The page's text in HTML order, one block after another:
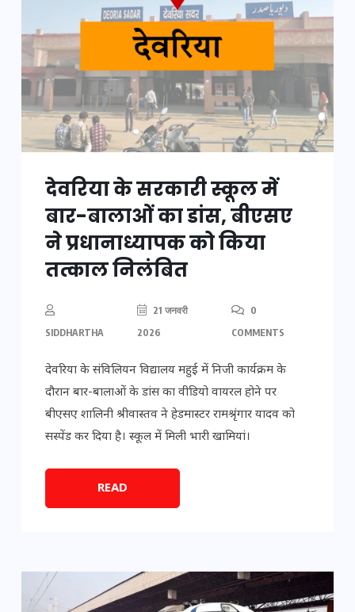
देवरिया के सरकारी स्कूल में
बार-बालाओं का डांस, बीएसए
ने प्रधानाध्यापक को किया
तत्काल निलंबित
SIDDHARTHA
21 जनवरी
2026
0
COMMENTS
देवरिया के संविलियन विद्यालय महुई में निजी कार्यक्रम के
दौरान बार-बालाओं के डांस का वीडियो वायरल होने पर
बीएसए शालिनी श्रीवास्तव ने हेडमास्टर रामश्रृंगार यादव को
सस्पेंड कर दिया है। स्कूल में मिली भारी खामियां।
READ